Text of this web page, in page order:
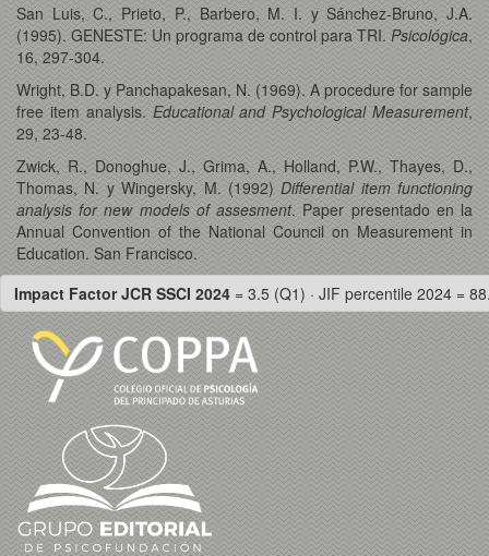
San Luis, C., Prieto, P., Barbero, M. I. y Sánchez-Bruno, J.A.
(1995). GENESTE: Un programa de control para TRI. Psicológica,
16, 297-304.
Wright, B.D. y Panchapakesan, N. (1969). A procedure for sample
free item analysis. Educational and Psychological Measurement,
29, 23-48.
Zwick, R., Donoghue, J., Grima, A., Holland, P.W., Thayes, D.,
Thomas, N. y Wingersky, M. (1992)Differential item functioning
analysis for new models of assesment. Paper presentado en la
Annual Convention of the National Council on Measurement in
Education. San Francisco.
Impact Factor JCR SSCI 2024 = 3.5 (Q1) · JIF percentile 2024 =